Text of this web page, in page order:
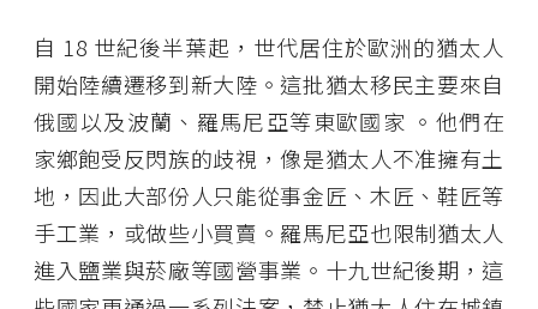
自 18 世紀後半葉起，世代居住於歐洲的猶太人
開始陸續遷移到新大陸。這批猶太移民主要來自
俄國以及波蘭、羅馬尼亞等東歐國家 。他們在
家鄉飽受反閃族的歧視，像是猶太人不准擁有土
地，因此大部份人只能從事金匠、木匠、鞋匠等
手工業，或做些小買賣。羅馬尼亞也限制猶太人
進入鹽業與菸廠等國營事業。十九世紀後期，這